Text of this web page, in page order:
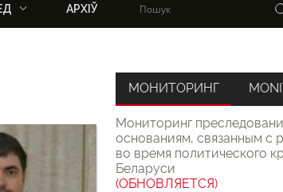
АРХІЎ Пошук
МОНИТОРИНГ
Мониторинг
основаниям, связанным с
во время политического
Беларуси
(ОБНОВЛЯЕТСЯ)